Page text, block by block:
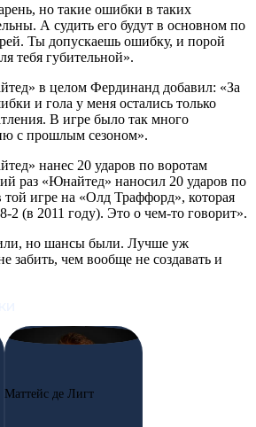
но такие ошибки в таких
А судить его будут в основном по
Ты допускаешь ошибку, и порой
тебя губительной».
в целом Фердинанд добавил: «За
и гола у меня остались только
В игре было так много
с прошлым сезоном».
нанес 20 ударов по воротам
раз «Юнайтед» наносил 20 ударов по
той игре на «Олд Траффорд», которая
2 (в 2011 году). Это о чем-то говорит».
но шансы были. Лучше уж
забить, чем вообще не создавать и
MD
Маттейс де Лигт